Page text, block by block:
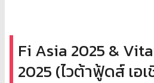
Fi Asia 2025 &
2025 (ไวต้าฟู้ดส์ เอ